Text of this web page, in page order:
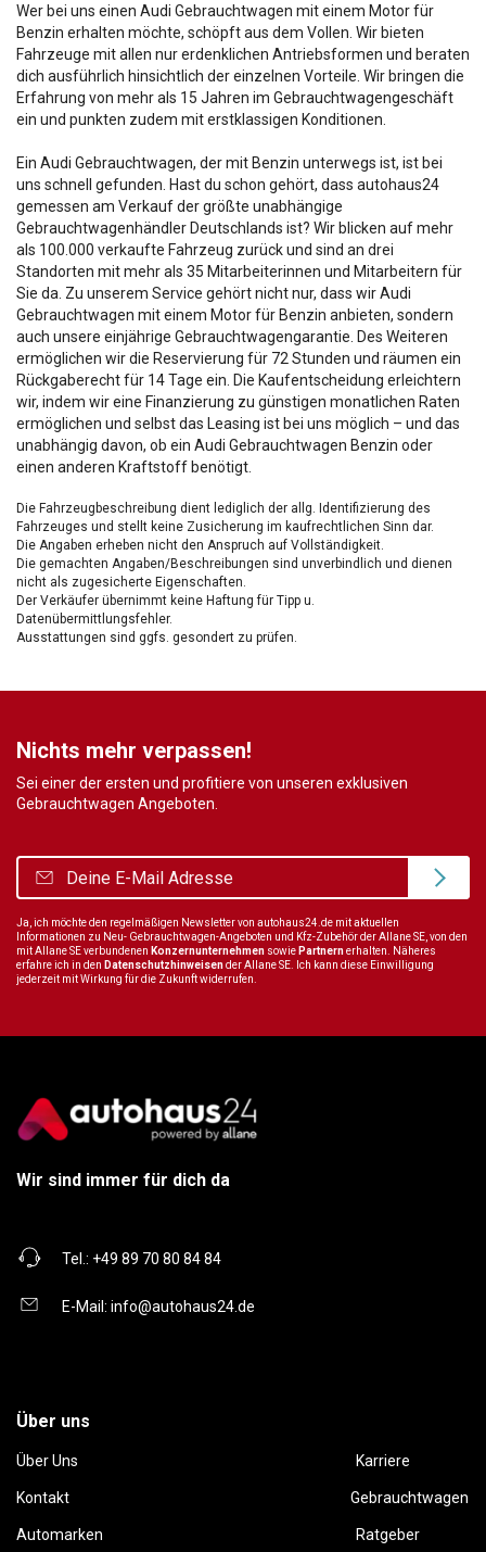
Wer bei uns einen Audi Gebrauchtwagen mit einem Motor für
Benzin erhalten möchte, schöpft aus dem Vollen. Wir bieten
Fahrzeuge mit allen nur erdenklichen Antriebsformen und beraten
dich ausführlich hinsichtlich der einzelnen Vorteile. Wir bringen die
Erfahrung von mehr als 15 Jahren im Gebrauchtwagengeschäft
ein und punkten zudem mit erstklassigen Konditionen.
Ein Audi Gebrauchtwagen, der mit Benzin unterwegs ist, ist bei
uns schnell gefunden. Hast du schon gehört, dass autohaus24
gemessen am Verkauf der größte unabhängige
Gebrauchtwagenhändler Deutschlands ist? Wir blicken auf mehr
als 100.000 verkaufte Fahrzeug zurück und sind an drei
Standorten mit mehr als 35 Mitarbeiterinnen und Mitarbeitern für
Sie da. Zu unserem Service gehört nicht nur, dass wir Audi
Gebrauchtwagen mit einem Motor für Benzin anbieten, sondern
auch unsere einjährige Gebrauchtwagengarantie. Des Weiteren
ermöglichen wir die Reservierung für 72 Stunden und räumen ein
Rückgaberecht für 14 Tage ein. Die Kaufentscheidung erleichtern
wir, indem wir eine Finanzierung zu günstigen monatlichen Raten
ermöglichen und selbst das Leasing ist bei uns möglich – und das
unabhängig davon, ob ein Audi Gebrauchtwagen Benzin oder
einen anderen Kraftstoff benötigt.
Die Fahrzeugbeschreibung dient lediglich der allg. Identifizierung des
Fahrzeuges und stellt keine Zusicherung im kaufrechtlichen Sinn dar.
Die Angaben erheben nicht den Anspruch auf Vollständigkeit.
Die gemachten Angaben/Beschreibungen sind unverbindlich und dienen
nicht als zugesicherte Eigenschaften.
Der Verkäufer übernimmt keine Haftung für Tipp u.
Datenübermittlungsfehler.
Ausstattungen sind ggfs. gesondert zu prüfen.
Nichts mehr verpassen!
Sei einer der ersten und profitiere von unseren exklusiven
Gebrauchtwagen Angeboten.
Ja, ich möchte den regelmäßigen Newsletter von autohaus24.de mit aktuellen
Informationen zu Neu- Gebrauchtwagen-Angeboten und Kfz-Zubehör der Allane SE, von den
mit Allane SE verbundenen Konzernunternehmen sowie Partnernerhalten. Näheres
erfahre ich in den Datenschutzhinweisender Allane SE. Ich kann diese Einwilligung
jederzeit mit Wirkung für die Zukunft widerrufen.
Wir sind immer für dich da
Tel.: +49 89 70 80 84 84
E-Mail: info@autohaus24.de
Über uns
Über Uns Karriere
Kontakt Gebrauchtwagen
Automarken Ratgeber